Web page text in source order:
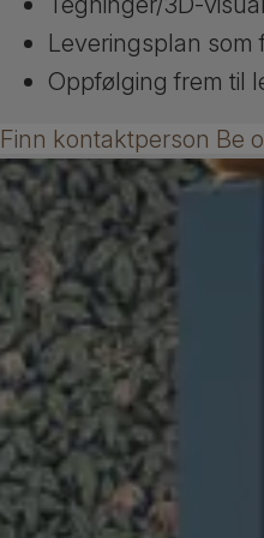
Leveringsplan som
Oppfølging frem til
Finn kontaktperson Be